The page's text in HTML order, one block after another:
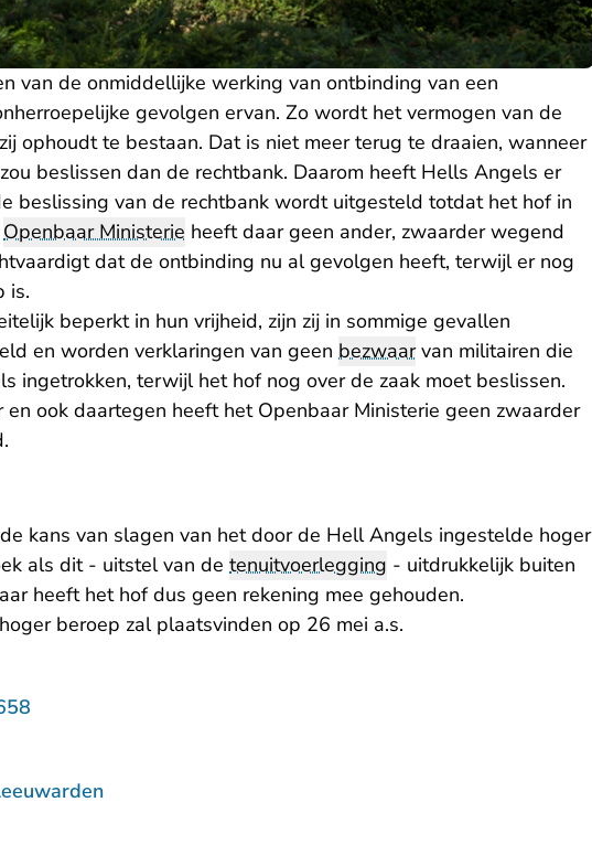
van de onmiddellijke werking van ontbinding van een
gevolgen ervan. Zo wordt het vermogen van de
ophoudt te bestaan. Dat is niet meer terug te draaien, wanneer
beslissen dan de rechtbank. Daarom heeft Hells Angels er
beslissing van de rechtbank wordt uitgesteld totdat het hof in
Openbaar Ministerie heeft daar geen ander, zwaarder wegend
dat de ontbinding nu al gevolgen heeft, terwijl er nog
is.
beperkt in hun vrijheid, zijn zij in sommige gevallen
en worden verklaringen van geen bezwaarvan militairen die
ingetrokken, terwijl het hof nog over de zaak moet beslissen.
ook daartegen heeft het Openbaar Ministerie geen zwaarder
kans van slagen van het door de Hell Angels ingestelde hoger
als dit - uitstel van de tenuitvoerlegging - uitdrukkelijk buiten
heeft het hof dus geen rekening mee gehouden.
beroep zal plaatsvinden op 26 mei a.s.